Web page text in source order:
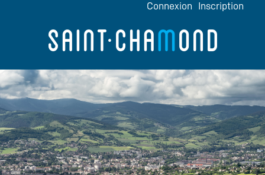
Connexion Inscription